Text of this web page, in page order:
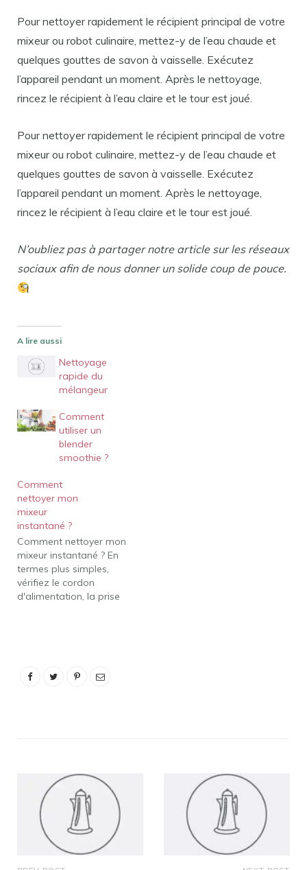
Pour nettoyer rapidement le récipient principal de votre
mixeur ou robot culinaire, mettez-y de l’eau chaude et
quelques gouttes de savon à vaisselle. Exécutez
l’appareil pendant un moment. Après le nettoyage,
rincez le récipient à l’eau claire et le tour est joué.
Pour nettoyer rapidement le récipient principal de votre
mixeur ou robot culinaire, mettez-y de l’eau chaude et
quelques gouttes de savon à vaisselle. Exécutez
l’appareil pendant un moment. Après le nettoyage,
rincez le récipient à l’eau claire et le tour est joué.
N’oubliez pas à partager notre article sur les réseaux
sociaux afin de nous donner un solide coup de pouce.
A lire aussi
Nettoyage
rapide du
mélangeur
Comment
utiliser un
blender
smoothie ?
Comment
nettoyer mon
mixeur
instantané ?
Comment nettoyer mon
mixeur instantané ? En
termes plus simples,
vérifiez le cordon
d'alimentation, la prise
fusible à cause duquel il